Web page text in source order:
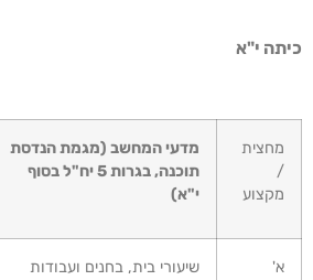
י"א
מחצית
מקצוע
מדעי המחשב (מגמת הנדסת
תוכנה, בגרות 5 יח"ל בסוף
י"א)
שיעורי בית, בחנים ועבודות